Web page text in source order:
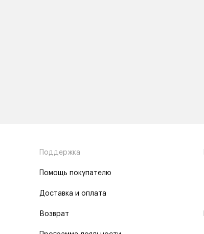
Поддержка
Помощь покупателю
Доставка и оплата
Возврат